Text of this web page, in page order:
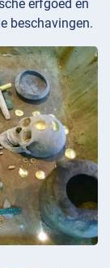
erfgoed en
beschavingen.